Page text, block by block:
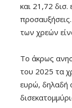
και 21,72 δισ.
των χρεών
Το άκρως
του 2025 τα
ευρώ, δηλαδή